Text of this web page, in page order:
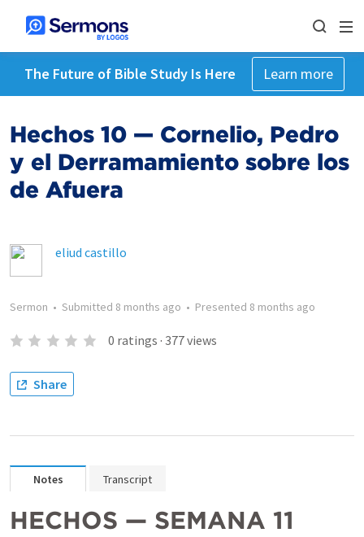
The Future of Bible Study Is Here Learn more
Hechos 10 — Cornelio, Pedro
y el Derramamiento sobre los
de Afuera
eliud castillo
Sermon • Submitted 8 months ago • Presented 8 months ago
0 ratings · 377views
Share
Notes Transcript
HECHOS — SEMANA 11